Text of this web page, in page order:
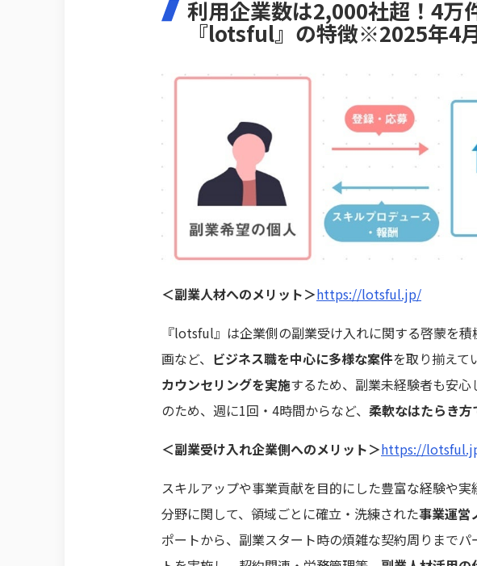
利用企業数は2,000社超！4万
『lotsful』の特徴※2025年4
＜副業人材へのメリット＞https://lotsful.jp/
『lotsful』は企業側の副業受け入れに関する啓蒙を
画など、 ビジネス職を中心に多様な案件を取り揃えて
カウンセリングを実施するため、副業未経験者も安
のため、週に1回・4時間からなど、 柔軟なはたらき方
＜副業受け入れ企業側へのメリット＞https://
スキルアップや事業貢献を目的にした豊富な経験や
分野に関して、領域ごとに確立・洗練された事業運営
ポートから、副業スタート時の煩雑な契約周りまで